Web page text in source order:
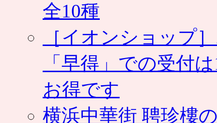
全10種
［イオンショップ
「早得」での受付
お得です
横浜中華街 聘珍樓